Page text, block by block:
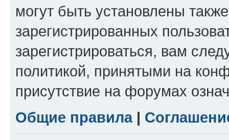
могут быть установлены
зарегистрированных
зарегистрироваться, вам
политикой, принятыми на
присутствие на форумах
Общие правила|